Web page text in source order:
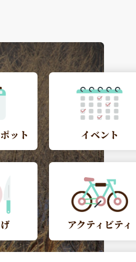
ット イベント
アクティビティ